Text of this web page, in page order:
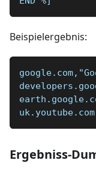
Beispielergebnis:
Ergebniss-